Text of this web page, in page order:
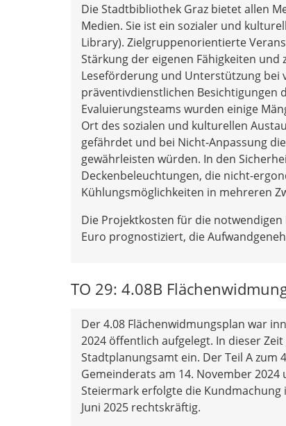
Die Stadtbibliothek Graz bietet allen
Medien. Sie ist ein sozialer und
Library). Zielgruppenorientierte
Stärkung der eigenen Fähigkeiten
Leseförderung und Unterstützung bei
präventivdienstlichen Besichtigungen
Evaluierungsteams wurden einige
Ort des sozialen und kulturellen
gefährdet und bei Nicht-Anpassung
gewährleisten würden. In den
Deckenbeleuchtungen, die nicht-
Kühlungsmöglichkeiten in mehreren
Die Projektkosten für die
Euro prognostiziert, die
TO 29: 4.08B
Der 4.08 Flächenwidmungsplan war
2024 öffentlich aufgelegt. In dieser
Stadtplanungsamt ein. Der Teil A zum
Gemeinderats am 14. November
Steiermark erfolgte die Kundmachung
Juni 2025 rechtskräftig.